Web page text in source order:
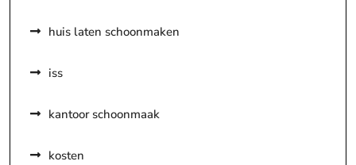
huis laten schoonmaken
iss
kantoor schoonmaak
kosten